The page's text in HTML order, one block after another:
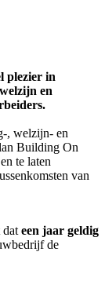
plezier in
en
, welzijn- en
Building On
te laten
van
dat een jaar geldig
de